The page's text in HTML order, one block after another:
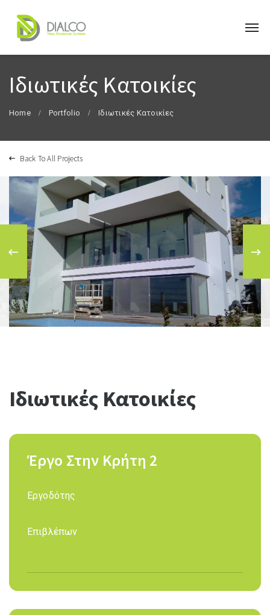
Ιδιωτικές Κατοικίες
Home Portfolio Ιδιωτικές Κατοικίες
Back To All Projects
Ιδιωτικές Κατοικίες
Έργο Στην Κρήτη 2
Εργοδότης
Επιβλέπων